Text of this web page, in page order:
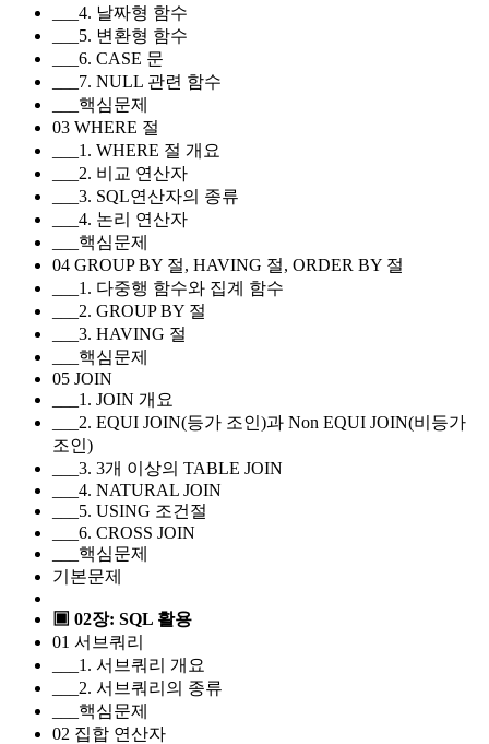
___4. 날짜형 함수
___5. 변환형 함수
___6. CASE 문
___7. NULL 관련 함수
___핵심문제
03 WHERE 절
___1. WHERE 절 개요
___2. 비교 연산자
___3. SQL연산자의 종류
___4. 논리 연산자
___핵심문제
04 GROUP BY 절, HAVING 절, ORDER BY 절
___1. 다중행 함수와 집계 함수
___2. GROUP BY 절
___3. HAVING 절
___핵심문제
05 JOIN
___1. JOIN 개요
___2. EQUI JOIN(등가 조인)과 Non EQUI JOIN(비등가
조인)
___3. 3개 이상의 TABLE JOIN
___4. NATURAL JOIN
___5. USING 조건절
___6. CROSS JOIN
___핵심문제
기본문제
▣ 02장: SQL 활용
01 서브쿼리
___1. 서브쿼리 개요
___2. 서브쿼리의 종류
___핵심문제
02 집합 연산자